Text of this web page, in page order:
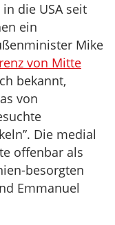
die USA seit
ein
Mike
von Mitte
bekannt,
von
Die medial
offenbar als
besorgten
Emmanuel